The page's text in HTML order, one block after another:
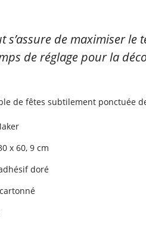
s’assure de maximiser le
de réglage pour la
de fêtes subtilement ponctuée
x 60, 9 cm
doré